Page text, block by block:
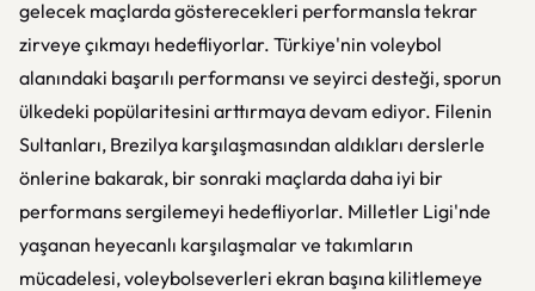
gelecek maçlarda gösterecekleri performansla tekrar
zirveye çıkmayı hedefliyorlar. Türkiye'nin voleybol
alanındaki başarılı performansı ve seyirci desteği, sporun
ülkedeki popülaritesini arttırmaya devam ediyor. Filenin
Sultanları, Brezilya karşılaşmasından aldıkları derslerle
önlerine bakarak, bir sonraki maçlarda daha iyi bir
performans sergilemeyi hedefliyorlar. Milletler Ligi'nde
yaşanan heyecanlı karşılaşmalar ve takımların
mücadelesi, voleybolseverleri ekran başına kilitlemeye